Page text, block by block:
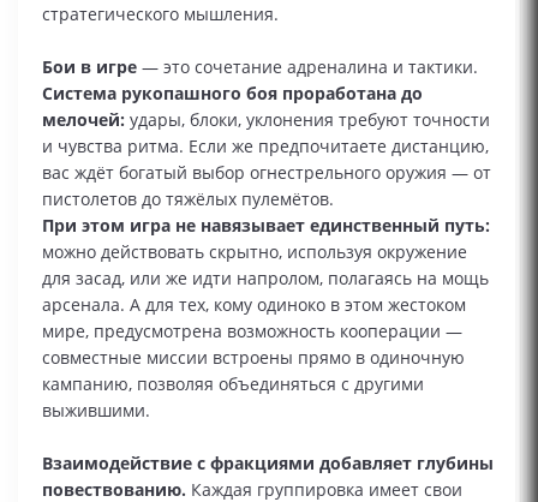
стратегического мышления.
Бои в игре — это сочетание адреналина и тактики.
Система рукопашного боя проработана до
мелочей: удары, блоки, уклонения требуют точности
и чувства ритма. Если же предпочитаете дистанцию,
вас ждёт богатый выбор огнестрельного оружия — от
пистолетов до тяжёлых пулемётов.
При этом игра не навязывает единственный путь:
можно действовать скрытно, используя окружение
для засад, или же идти напролом, полагаясь на мощь
арсенала. А для тех, кому одиноко в этом жестоком
мире, предусмотрена возможность кооперации —
совместные миссии встроены прямо в одиночную
кампанию, позволяя объединяться с другими
выжившими.
Взаимодействие с фракциями добавляет глубины
повествованию. Каждая группировка имеет свои